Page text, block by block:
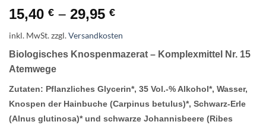
15,40 € – 29,95 €
inkl. MwSt.zzgl.Versandkosten
Biologisches Knospenmazerat – Komplexmittel Nr. 15
Atemwege
Zutaten: Pflanzliches Glycerin*, 35 Vol.-% Alkohol*, Wasser,
Knospen der Hainbuche (Carpinus betulus)*, Schwarz-Erle
(Alnus glutinosa)* und schwarze Johannisbeere (Ribes